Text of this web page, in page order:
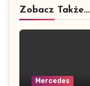
Zobacz Także...
Mercedes